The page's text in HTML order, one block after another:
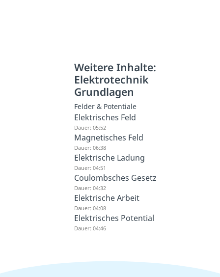
Weitere Inhalte:
Elektrotechnik
Grundlagen
Felder & Potentiale
Elektrisches Feld
Dauer: 05:52
Magnetisches Feld
Dauer: 06:38
Elektrische Ladung
Dauer: 04:51
Coulombsches Gesetz
Dauer: 04:32
Elektrische Arbeit
Dauer: 04:08
Elektrisches Potential
Dauer: 04:46